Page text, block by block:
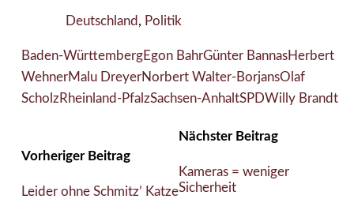
Deutschland , Politik
Baden-WürttembergEgon BahrGünter BannasHerbert
WehnerMalu DreyerNorbert Walter-BorjansOlaf
ScholzRheinland-PfalzSachsen-AnhaltSPDWilly Brandt
Vorheriger Beitrag
Leider ohne Schmitz’ Katze
Nächster Beitrag
Kameras = weniger
Sicherheit